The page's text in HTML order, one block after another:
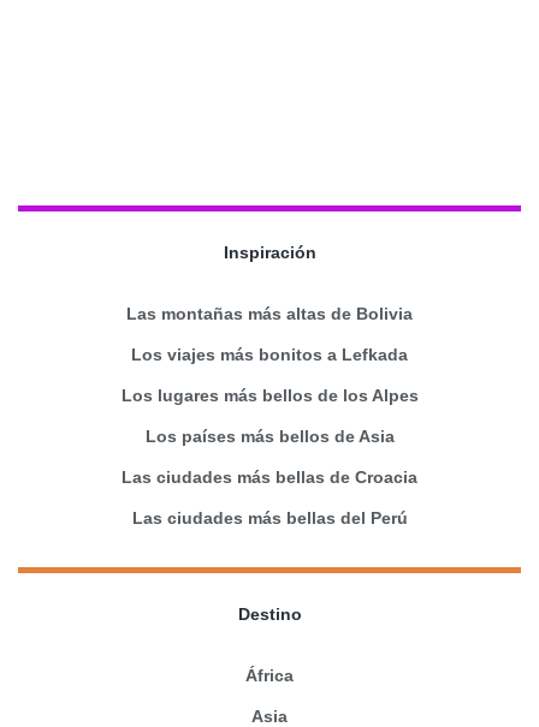
Inspiración
Las montañas más altas de Bolivia
Los viajes más bonitos a Lefkada
Los lugares más bellos de los Alpes
Los países más bellos de Asia
Las ciudades más bellas de Croacia
Las ciudades más bellas del Perú
Destino
África
Asia